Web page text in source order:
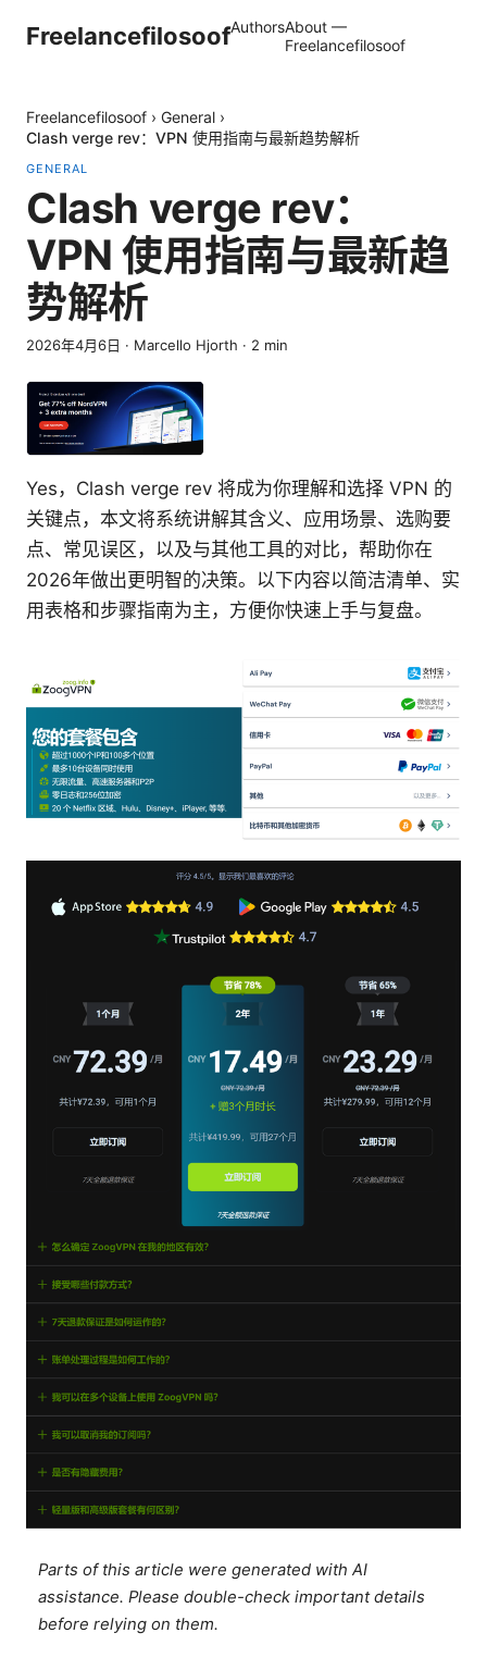
FreelancefilosoofAuthorsAbout —
Freelancefilosoof
Freelancefilosoof › General ›
Clash verge rev：VPN 使用指南与最新趋势解析
GENERAL
Clash verge rev：
VPN 使用指南与最新趋
势解析
2026年4月6日 · Marcello Hjorth · 2 min
Yes，Clash verge rev 将成为你理解和选择 VPN 的
关键点，本文将系统讲解其含义、应用场景、选购要
点、常见误区，以及与其他工具的对比，帮助你在
2026年做出更明智的决策。以下内容以简洁清单、实
用表格和步骤指南为主，方便你快速上手与复盘。
Parts of this article were generated with AI
assistance. Please double-check important details
before relying on them.